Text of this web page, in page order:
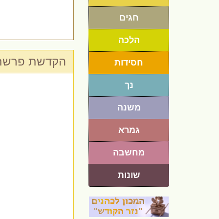
חגים
הלכה
חסידות
נך
משנה
גמרא
מחשבה
שונות
הקדשת